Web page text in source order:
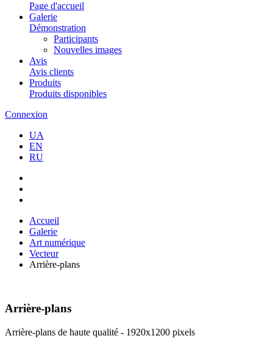
Page d'accueil
Galerie
Démonstration
Participants
Nouvelles images
Avis
Avis clients
Produits
Produits disponibles
Connexion
UA
EN
RU
Accueil
Galerie
Art numérique
Vecteur
Arrière-plans
Arrière-plans
Arrière-plans de haute qualité - 1920x1200 pixels